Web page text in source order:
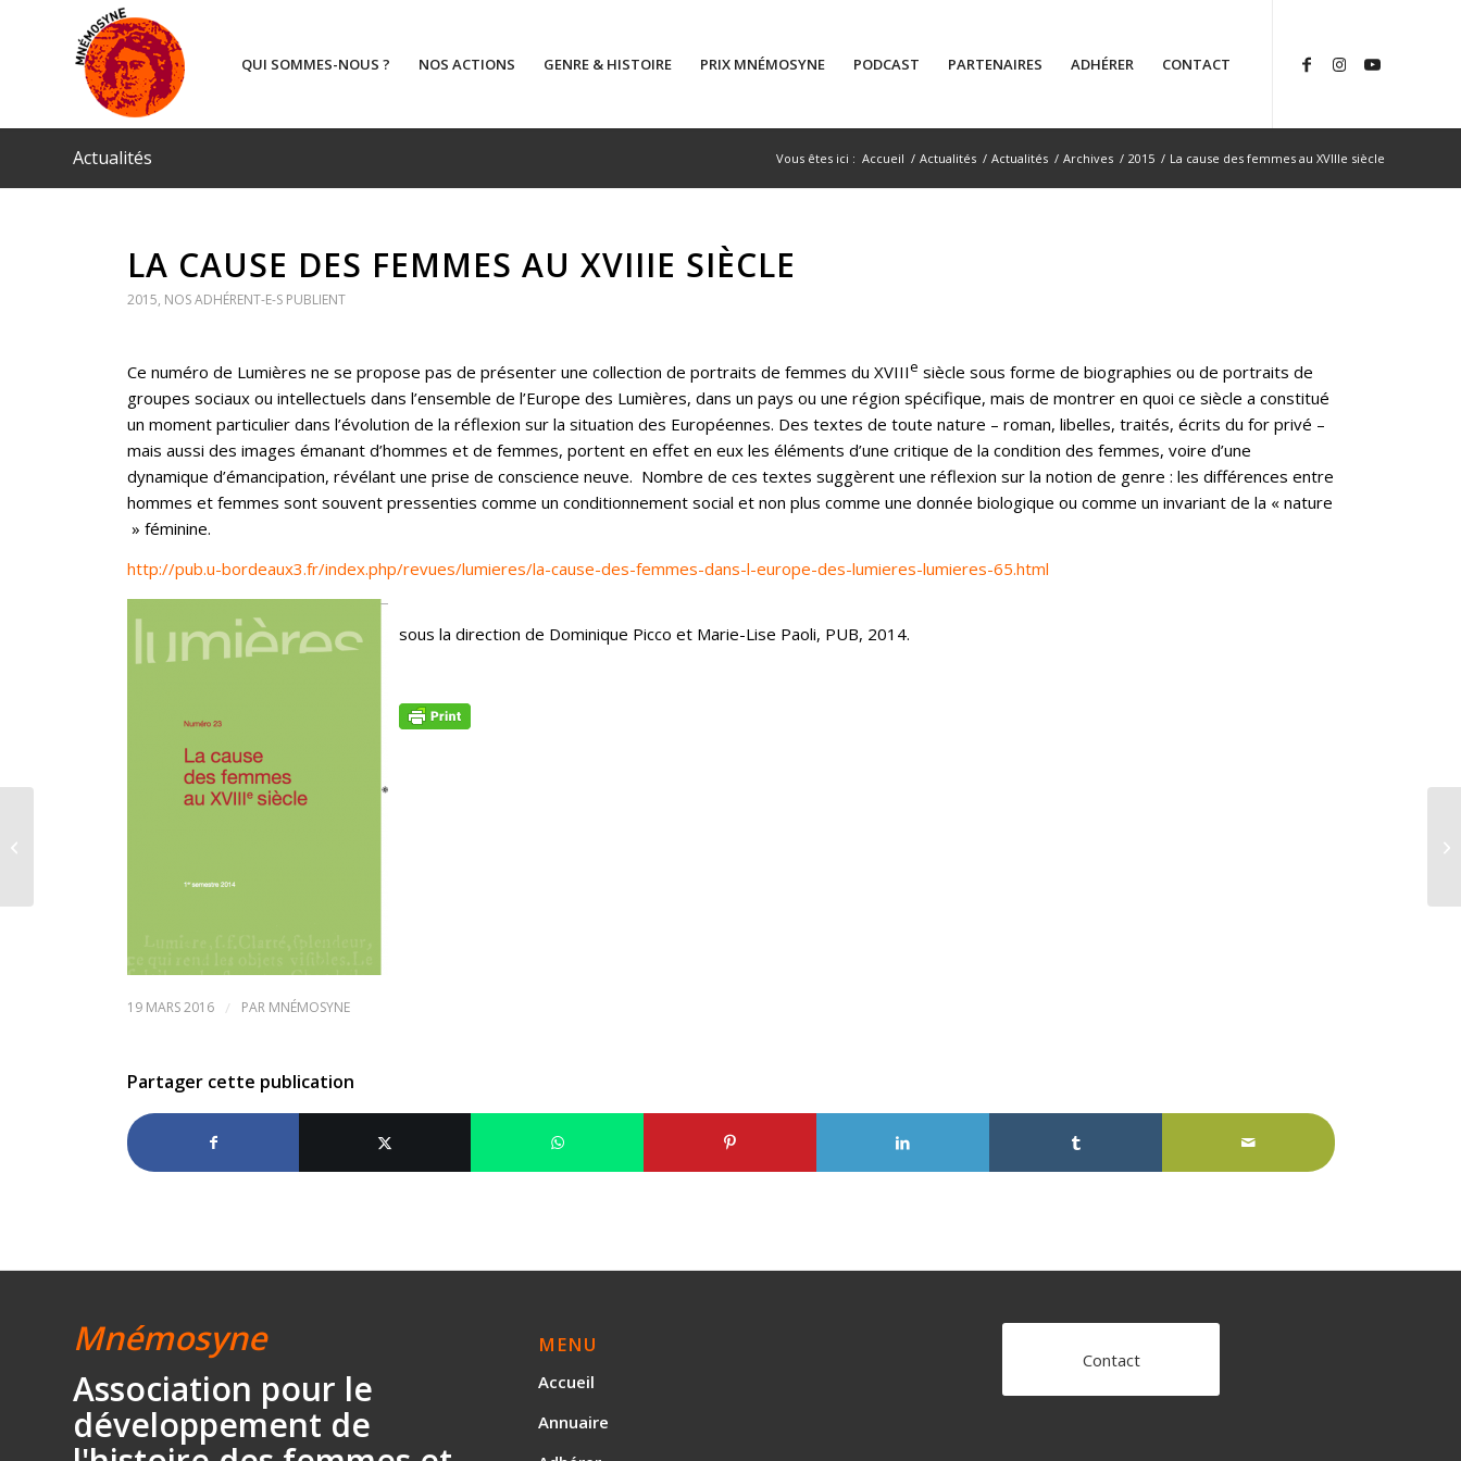
QUI SOMMES-NOUS ? NOS ACTIONS GENRE & HISTOIRE PRIX MNÉMOSYNE PODCAST PARTENAIRES ADHÉRER CONTACT
Actualités Vous êtes ici : Accueil / Actualités / Actualités / Archives / 2015 / La cause des femmes au XVIIIe siècle
LA CAUSE DES FEMMES AU XVIIIE SIÈCLE
2015, NOS ADHÉRENT-E-S PUBLIENT
Ce numéro de Lumières ne se propose pas de présenter une collection de portraits de femmes du XVIIIe siècle sous forme de biographies ou de portraits de
groupes sociaux ou intellectuels dans l’ensemble de l’Europe des Lumières, dans un pays ou une région spécifique, mais de montrer en quoi ce siècle a constitué
un moment particulier dans l’évolution de la réflexion sur la situation des Européennes. Des textes de toute nature – roman, libelles, traités, écrits du for privé –
mais aussi des images émanant d’hommes et de femmes, portent en effet en eux les éléments d’une critique de la condition des femmes, voire d’une
dynamique d’émancipation, révélant une prise de conscience neuve. Nombre de ces textes suggèrent une réflexion sur la notion de genre : les différences entre
hommes et femmes sont souvent pressenties comme un conditionnement social et non plus comme une donnée biologique ou comme un invariant de la « nature
» féminine.
http://pub.u-bordeaux3.fr/index.php/revues/lumieres/la-cause-des-femmes-dans-l-europe-des-lumieres-lumieres-65.html
sous la direction de Dominique Picco et Marie-Lise Paoli, PUB, 2014.
19 MARS 2016 / PAR MNÉMOSYNE
Partager cette publication
Mnémosyne
Association pour le
développement de
MENU
Accueil
Annuaire
Contact